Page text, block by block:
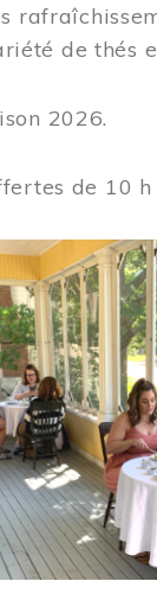
de thés
2026.
de 10 h